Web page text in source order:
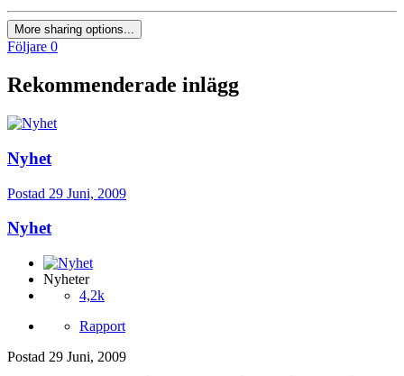
More sharing options...
Följare 0
Rekommenderade inlägg
Nyhet
Postad 29 Juni, 2009
Nyhet
Nyheter
4,2k
Rapport
Postad 29 Juni, 2009